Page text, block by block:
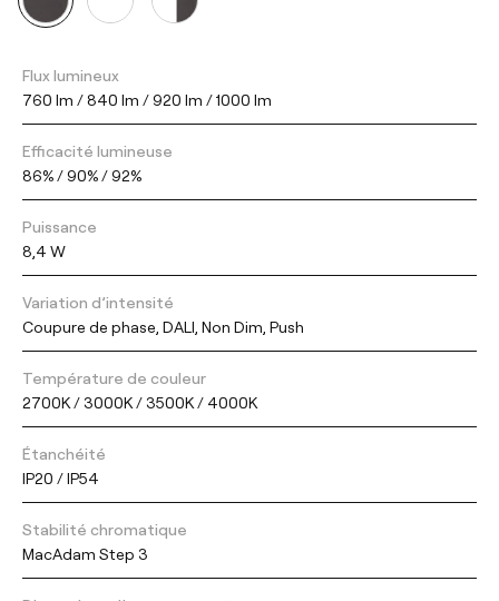
Flux lumineux
760 lm / 840 lm / 920 lm / 1000 lm
Efficacité lumineuse
86% / 90% / 92%
Puissance
8,4 W
Variation d’intensité
Coupure de phase, DALI, Non Dim, Push
Température de couleur
2700K / 3000K / 3500K / 4000K
Étanchéité
IP20 / IP54
Stabilité chromatique
MacAdam Step 3